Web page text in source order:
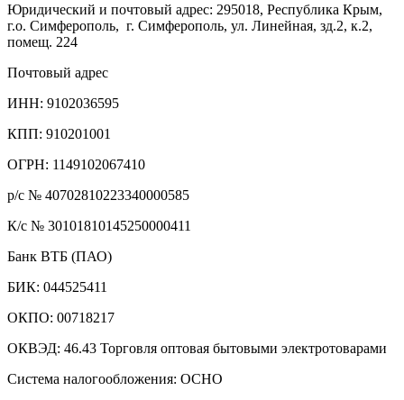
Юридический и почтовый адрес: 295018, Республика Крым,
г.о. Симферополь, г. Симферополь, ул. Линейная, зд.2, к.2,
помещ. 224
Почтовый адрес
ИНН: 9102036595
КПП: 910201001
ОГРН: 1149102067410
р/с № 40702810223340000585
К/с № 30101810145250000411
Банк ВТБ (ПАО)
БИК: 044525411
ОКПО: 00718217
ОКВЭД: 46.43 Торговля оптовая бытовыми электротоварами
Система налогообложения: ОСНО